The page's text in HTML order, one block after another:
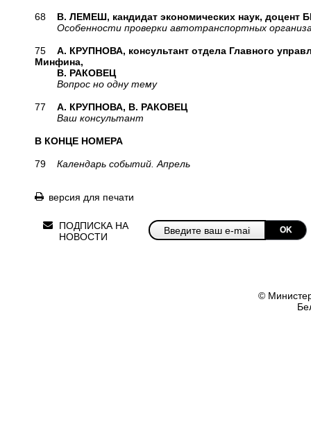
68 В. ЛЕМЕШ, кандидат экономических наук, доцент
Особенности проверки автотранспортных
75 А. КРУПНОВА, консультант отдела Главного
Минфина,
В. РАКОВЕЦ
Вопрос но одну тему
77 А. КРУПНОВА, В. РАКОВЕЦ
Ваш консультант
В КОНЦЕ НОМЕРА
79 Календарь событий. Апрель
версия для печати
ПОДПИСКА НА
НОВОСТИ
OK
©